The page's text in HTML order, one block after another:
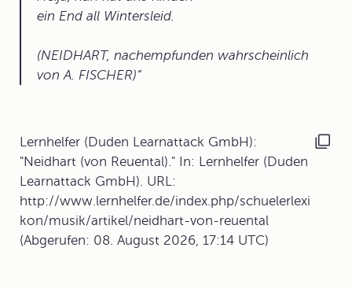
ein End all Wintersleid.
(NEIDHART, nachempfunden wahrscheinlich
von A. FISCHER)
Lernhelfer (Duden Learnattack GmbH):
"Neidhart (von Reuental)." In: Lernhelfer (Duden
Learnattack GmbH). URL:
http://www.lernhelfer.de/index.php/schuelerlexi
kon/musik/artikel/neidhart-von-reuental
(Abgerufen: 08. August 2026, 17:14 UTC)